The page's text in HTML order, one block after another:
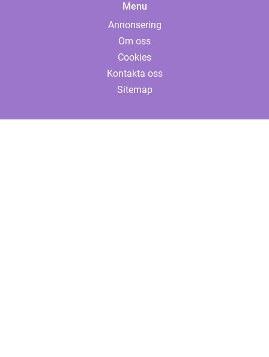
Menu
Annonsering
Om oss
Cookies
Kontakta oss
Sitemap